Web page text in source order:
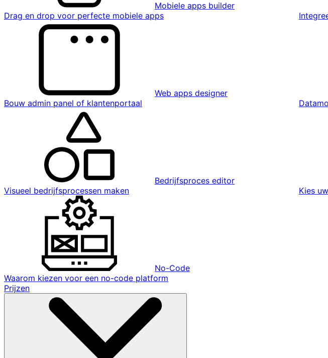
Mobiele apps builder
Drag en drop voor perfecte mobiele apps
Web apps designer
Bouw admin panel of klantenportaal
Bedrijfsproces editor
Visueel bedrijfsprocessen maken
Kies
No-Code
Waarom kiezen voor een no-code platform
Prijzen